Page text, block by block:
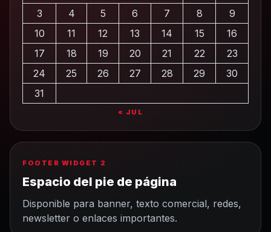
3
4 5 6 7 8
9
10
11 12 13 14 15
16
17
18 19 20 21 22
23
24
25 26 27 28 29
30
31
« JUL
FOOTER WIDGET 2
Espacio del pie de página
Disponible para banner, texto comercial, redes,
newsletter o enlaces importantes.